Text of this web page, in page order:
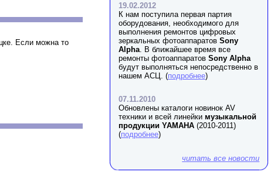
Если можна то
19.02.2012
К нам поступила первая партия
оборудования, необходимого для
выполнения ремонтов цифровых
зеркальных фотоаппаратов Sony
Alpha. В ближайшее время все
ремонты фотоаппаратов Sony Alpha
будут выполняться непосредственно в
нашем АСЦ. (подробнее)
07.11.2010
Обновлены каталоги новинок AV
техники и всей линейки музыкальной
продукции YAMAHA(2010-2011)
(подробнее)
читать все новости